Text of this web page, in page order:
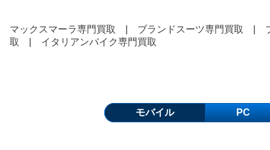
マックスマーラ専門買取 ブランドスーツ専門買取
取
イタリアンバイク専門買取
モバイル PC